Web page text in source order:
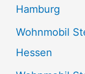
Hamburg
Wohnmobil
Hessen